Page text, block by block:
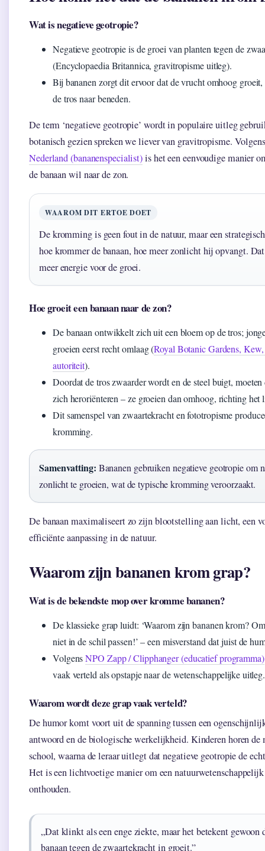
Wat is negatieve geotropie?
Negatieve geotropie is de groei van planten tegen de
(Encyclopaedia Britannica, gravitropisme uitleg).
Bij bananen zorgt dit ervoor dat de vrucht omhoog
de tros naar beneden.
De term ‘negatieve geotropie’ wordt in populaire uitleg
botanisch gezien spreken we liever van gravitropisme.
Nederland (bananenspecialist)is het een eenvoudige manier
de banaan wil naar de zon.
WAAROM DIT ERTOE DOET
De kromming is geen fout in de natuur, maar een
hoe krommer de banaan, hoe meer zonlicht hij opvangt.
meer energie voor de groei.
Hoe groeit een banaan naar de zon?
De banaan ontwikkelt zich uit een bloem op de tros;
groeien eerst recht omlaag (Royal Botanic Gardens,
autoriteit).
Doordat de tros zwaarder wordt en de steel buigt,
zich heroriënteren – ze groeien dan omhoog, richting het
Dit samenspel van zwaartekracht en fototropisme
kromming.
Samenvatting: Bananen gebruiken negatieve geotropie om
zonlicht te groeien, wat de typische kromming veroorzaakt.
De banaan maximaliseert zo zijn blootstelling aan licht, een
efficiënte aanpassing in de natuur.
Waarom zijn bananen krom grap?
Wat is de bekendste mop over kromme bananen?
De klassieke grap luidt: ‘Waarom zijn bananen krom?
niet in de schil passen!’ – een misverstand dat juist de
VolgensNPO Zapp / Clipphanger (educatief programma)
vaak verteld als opstapje naar de wetenschappelijke uitleg.
Waarom wordt deze grap vaak verteld?
De humor komt voort uit de spanning tussen een
antwoord en de biologische werkelijkheid. Kinderen horen de
school, waarna de leraar uitlegt dat negatieve geotropie de
Het is een lichtvoetige manier om een
onthouden.
„Dat klinkt als een enge ziekte, maar het betekent gewoon
banaan tegen de zwaartekracht in groeit.”